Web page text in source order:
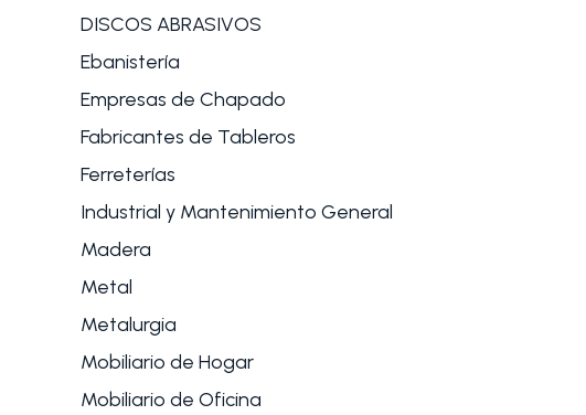
DISCOS ABRASIVOS
Ebanistería
Empresas de Chapado
Fabricantes de Tableros
Ferreterías
Industrial y Mantenimiento General
Madera
Metal
Metalurgia
Mobiliario de Hogar
Mobiliario de Oficina